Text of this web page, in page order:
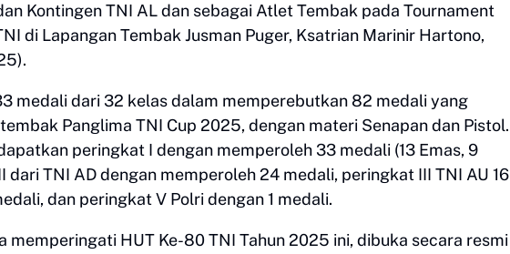
Kontingen TNI AL dan sebagai Atlet Tembak pada Tournament
di Lapangan Tembak Jusman Puger, Ksatrian Marinir Hartono,
medali dari 32 kelas dalam memperebutkan 82 medali yang
Panglima TNI Cup 2025, dengan materi Senapan dan Pistol.
peringkat I dengan memperoleh 33 medali (13 Emas, 9
dari TNI AD dengan memperoleh 24 medali, peringkat III TNI AU 16
dan peringkat V Polri dengan 1 medali.
memperingati HUT Ke-80 TNI Tahun 2025 ini, dibuka secara resmi